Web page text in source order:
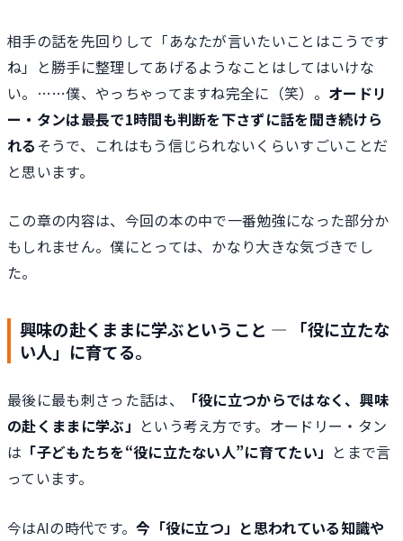
相手の話を先回りして「あなたが言いたいことはこうです
ね」と勝手に整理してあげるようなことはしてはいけな
い。……僕、やっちゃってますね完全に（笑）。 オードリ
ー・タンは最長で1時間も判断を下さずに話を聞き続けら
れるそうで、これはもう信じられないくらいすごいことだ
と思います。
この章の内容は、今回の本の中で一番勉強になった部分か
もしれません。僕にとっては、かなり大きな気づきでし
た。
興味の赴くままに学ぶということ ― 「役に立たな
い人」に育てる。
最後に最も刺さった話は、
「役に立つからではなく、興味
の赴くままに学ぶ」 という考え方です。オードリー・タン
は 「子どもたちを“役に立たない人”に育てたい」 とまで言
っています。
今はAIの時代です。今「役に立つ」と思われている知識や